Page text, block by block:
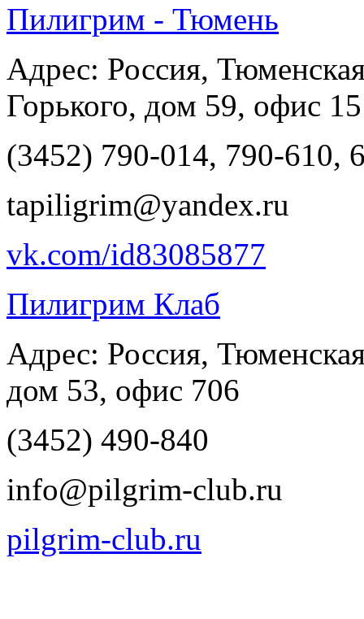
Пилигрим - Тюмень
Адрес: Россия,
Горького, дом 59, офис 15
(3452) 790-014, 790-610,
tapiligrim@yandex.ru
vk.com/id83085877
Пилигрим Клаб
Адрес: Россия,
дом 53, офис 706
(3452) 490-840
info@pilgrim-club.ru
pilgrim-club.ru